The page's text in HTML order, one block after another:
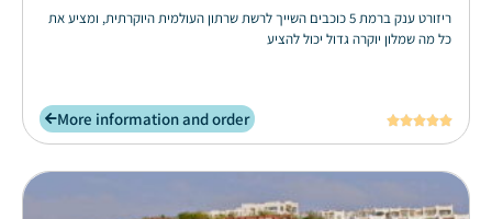
ריזורט ענק ברמת 5 כוכבים השייך לרשת שרתון העולמית היוקרתית, ומציע את
כל מה שמלון יוקרה גדול יכול להציע





More information and order